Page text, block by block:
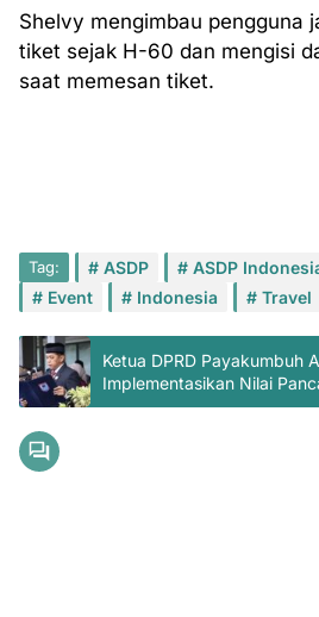
Shelvy mengimbau pengguna
tiket sejak H-60 dan mengisi
saat memesan tiket.
Tag: ASDP ASDP
Event
Indonesia Travel
Ketua DPRD Payakumbuh
Implementasikan Nilai